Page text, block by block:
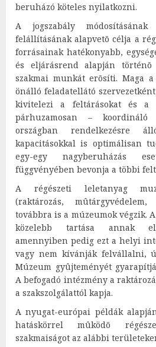
beruházó köteles nyilatkozni.
A jogszabály
felállításának alapvetõ célja a
forrásainak hatékonyabb,
és eljárásrend alapján történõ
szakmai munkát erõsíti. Maga a
önálló feladatellátó
kivitelezi a feltárásokat és a
párhuzamosan –
országban rendelkezésre
kapacitásokkal is optimálisan
egy-egy nagyberuházás
függvényében bevonja a többi
A régészeti leletanyag
(raktározás,
továbbra is a múzeumok végzik.
közelebb tartása annak
amennyiben pedig ezt a helyi
vagy nem kívánják felvállalni,
Múzeum gyûjteményét
A befogadó intézmény a
a szakszolgálattól kapja.
A nyugat-európai példák
hatáskörrel mûködõ
szakmaiságot az alábbi